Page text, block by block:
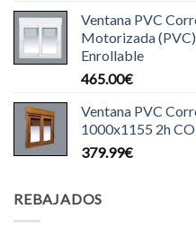
Ventana PVC
Motorizada
Enrollable
465.00€
Ventana PVC
1000x1155 2h
379.99€
REBAJADOS